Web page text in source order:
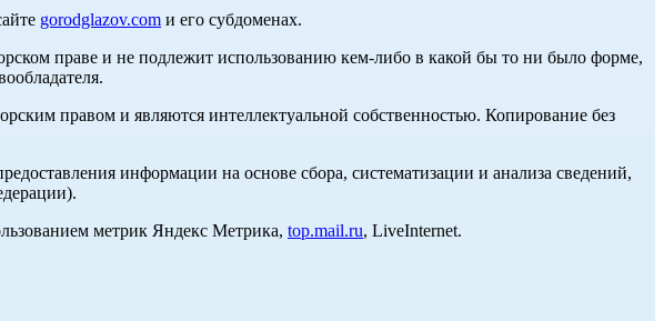
gorodglazov.com и его субдоменах.
праве и не подлежит использованию кем-либо в какой бы то ни было форме,
правом и являются интеллектуальной собственностью. Копирование без
информации на основе сбора, систематизации и анализа сведений,
метрик Яндекс Метрика, top.mail.ru, LiveInternet.